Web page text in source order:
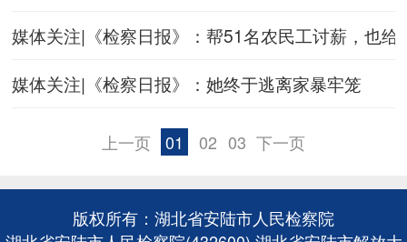
媒体关注|《检察日报》：帮51名农民工讨薪，也
媒体关注|《检察日报》：她终于逃离家暴牢笼
上一页 01 02 03 下一页
版权所有：湖北省安陆市人民检察院